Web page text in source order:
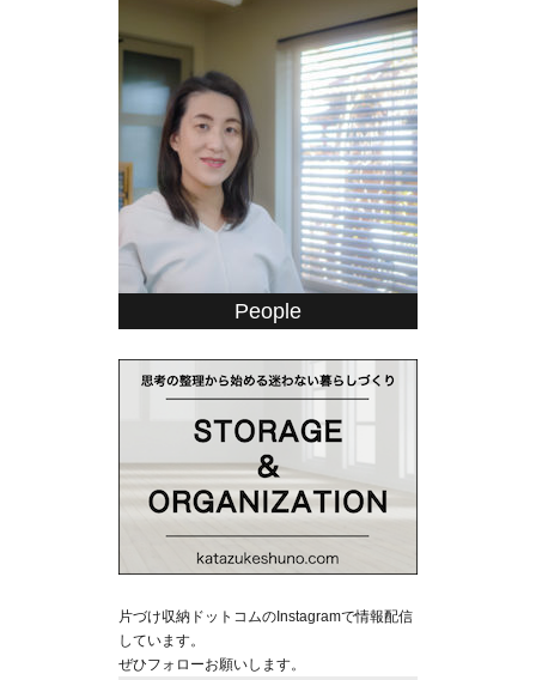
People
片づけ収納ドットコムのInstagramで情報配信
しています。
ぜひフォローお願いします。